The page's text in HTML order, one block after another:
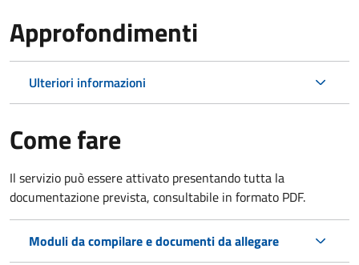
Approfondimenti
Ulteriori informazioni
Come fare
Il servizio può essere attivato presentando tutta la
documentazione prevista, consultabile in formato PDF.
Moduli da compilare e documenti da allegare